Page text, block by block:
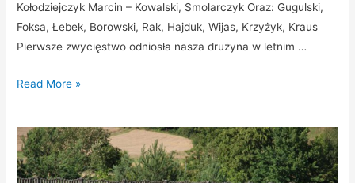
Kołodziejczyk Marcin – Kowalski, Smolarczyk Oraz: Gugulski,
Foksa, Łebek, Borowski, Rak, Hajduk, Wijas, Krzyżyk, Kraus
Pierwsze zwycięstwo odniosła nasza drużyna w letnim …
Read More »